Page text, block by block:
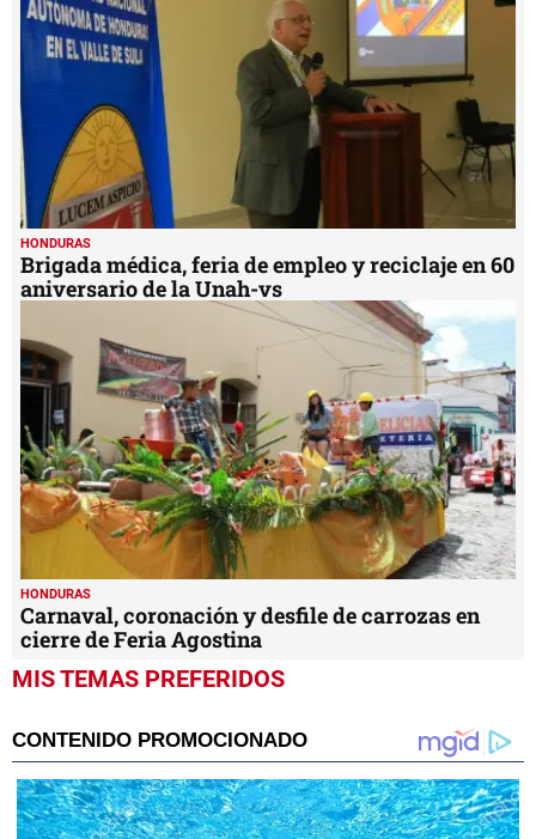
HONDURAS
Brigada médica, feria de empleo y reciclaje en 60
aniversario de la Unah-vs
HONDURAS
Carnaval, coronación y desfile de carrozas en
cierre de Feria Agostina
MIS TEMAS PREFERIDOS